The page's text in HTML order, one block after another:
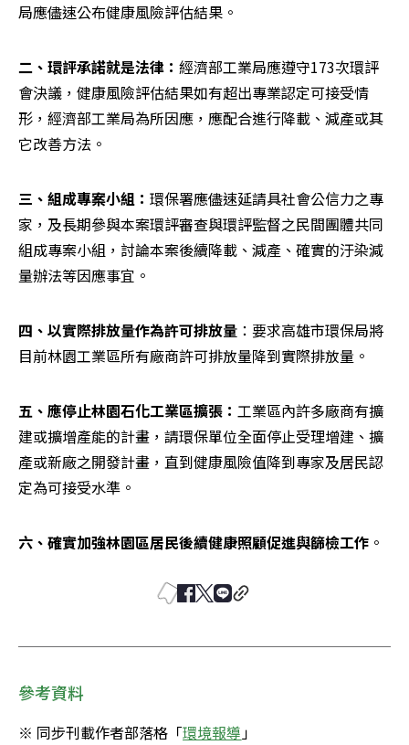
局應儘速公布健康風險評估結果。
二、環評承諾就是法律： 經濟部工業局應遵守173次環評
會決議，健康風險評估結果如有超出專業認定可接受情
形，經濟部工業局為所因應，應配合進行降載、減產或其
它改善方法。
三、組成專案小組： 環保署應儘速延請具社會公信力之專
家，及長期參與本案環評審查與環評監督之民間團體共同
組成專案小組，討論本案後續降載、減產、確實的汙染減
量辦法等因應事宜。
四、以實際排放量作為許可排放量 ：要求高雄市環保局將
目前林園工業區所有廠商許可排放量降到實際排放量。
五、應停止林園石化工業區擴張： 工業區內許多廠商有擴
建或擴增產能的計畫，請環保單位全面停止受理增建、擴
產或新廠之開發計畫，直到健康風險值降到專家及居民認
定為可接受水準。
六、確實加強林園區居民後續健康照顧促進與篩檢工作 。
參考資料
※ 同步刊載作者部落格「環境報導」